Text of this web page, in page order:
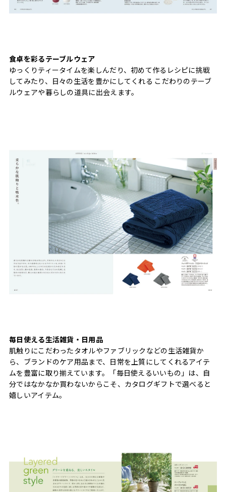
食卓を彩るテーブルウェア
ゆっくりティータイムを楽しんだり、初めて作るレシピに挑戦
してみたり、日々の生活を豊かにしてくれる こだわりのテーブ
ルウェアや暮らしの道具に出会えます。
毎日使える生活雑貨・日用品
肌触りにこだわったタオルやファブリックなどの生活雑貨か
ら、ブランドのケア用品まで、日常を上質にしてくれるアイテ
ムを豊富に取り揃えています。「毎日使えるいいもの」は、自
分ではなかなか買わないからこそ、カタログギフトで選べると
嬉しいアイテム。